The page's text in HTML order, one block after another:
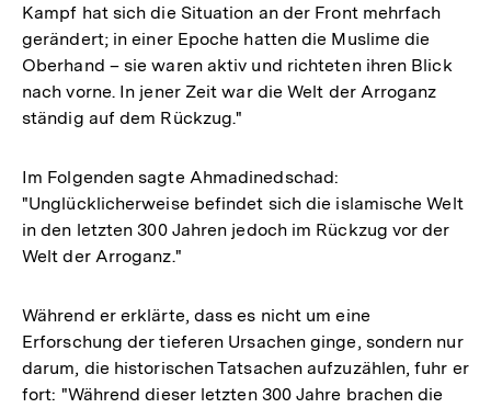
Kampf hat sich die Situation an der Front mehrfach
gerändert; in einer Epoche hatten die Muslime die
Oberhand – sie waren aktiv und richteten ihren Blick
nach vorne. In jener Zeit war die Welt der Arroganz
ständig auf dem Rückzug."
Im Folgenden sagte Ahmadinedschad:
"Unglücklicherweise befindet sich die islamische Welt
in den letzten 300 Jahren jedoch im Rückzug vor der
Welt der Arroganz."
Während er erklärte, dass es nicht um eine
Erforschung der tieferen Ursachen ginge, sondern nur
darum, die historischen Tatsachen aufzuzählen, fuhr er
fort: "Während dieser letzten 300 Jahre brachen die